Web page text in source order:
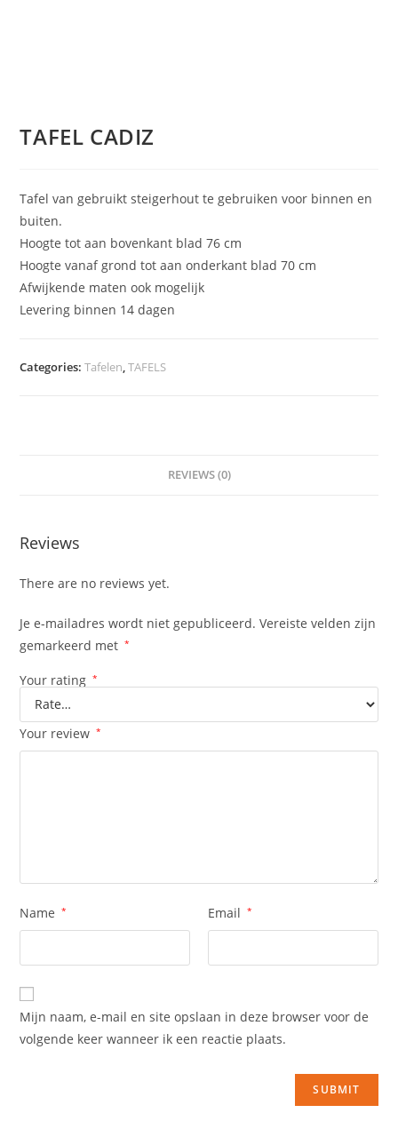
TAFEL CADIZ
Tafel van gebruikt steigerhout te gebruiken voor binnen en
buiten.
Hoogte tot aan bovenkant blad 76 cm
Hoogte vanaf grond tot aan onderkant blad 70 cm
Afwijkende maten ook mogelijk
Levering binnen 14 dagen
Categories:Tafelen ,TAFELS
REVIEWS (0)
Reviews
There are no reviews yet.
Je e-mailadres wordt niet gepubliceerd. Vereiste velden zijn
gemarkeerd met *
Your rating *
Your review *
Name * Email *
Mijn naam, e-mail en site opslaan in deze browser voor de
volgende keer wanneer ik een reactie plaats.